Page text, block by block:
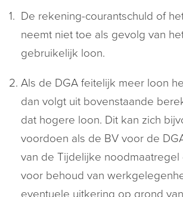
De rekening-courantschuld of
neemt niet toe als gevolg van
gebruikelijk loon.
Als de DGA feitelijk meer loon
dan volgt uit bovenstaande
dat hogere loon. Dit kan zich
voordoen als de BV voor de
van de Tijdelijke
voor behoud van
eventuele uitkering op grond